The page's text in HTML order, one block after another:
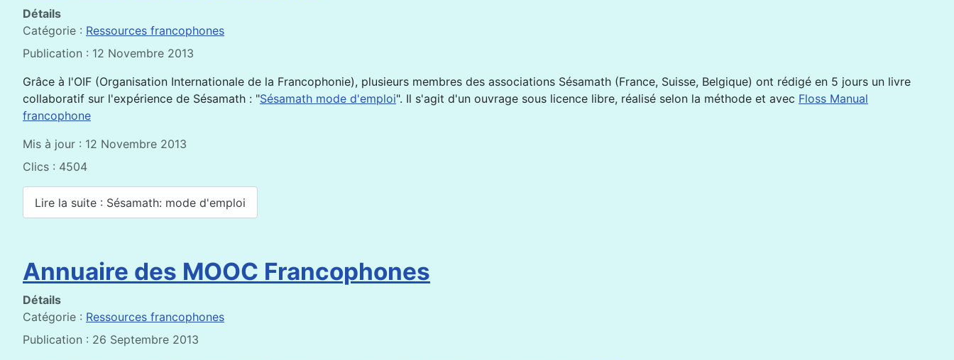
Détails
Catégorie : Ressources francophones
Publication : 12 Novembre 2013
Grâce à l'OIF (Organisation Internationale de la Francophonie), plusieurs membres des associations Sésamath (France, Suisse, Belgique) ont rédigé en 5 jours un livre
collaboratif sur l'expérience de Sésamath : "Sésamath mode d'emploi". Il s'agit d'un ouvrage sous licence libre, réalisé selon la méthode et avec Floss Manual
francophone
Mis à jour : 12 Novembre 2013
Clics : 4504
Lire la suite : Sésamath: mode d'emploi
Annuaire des MOOC Francophones
Détails
Catégorie : Ressources francophones
Publication : 26 Septembre 2013